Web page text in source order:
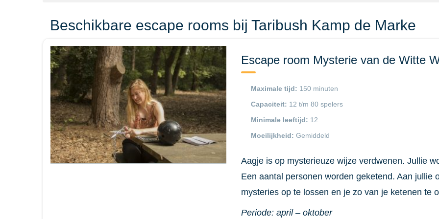
Beschikbare escape rooms bij Taribush Kamp de Marke
Escape room Mysterie van de Witte
Maximale tijd: 150 minuten
Capaciteit: 12 t/m 80 spelers
Minimale leeftijd: 12
Moeilijkheid:Gemiddeld
Aagje is op mysterieuze wijze verdwenen. Jullie
Een aantal personen worden geketend. Aan jullie
mysteries op te lossen en je zo van je ketenen te
Periode: april – oktober